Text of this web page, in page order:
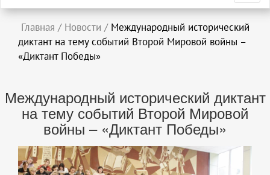
Главная / Новости / Международный исторический
диктант на тему событий Второй Мировой войны –
«Диктант Победы»
Международный исторический диктант
на тему событий Второй Мировой
войны – «Диктант Победы»